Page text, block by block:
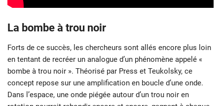
La bombe à trou noir
Forts de ce succès, les chercheurs sont allés encore plus loin
en tentant de recréer un analogue d’un phénomène appelé «
bombe à trou noir ». Théorisé par Press et Teukolsky, ce
concept repose sur une amplification en boucle d’une onde.
Dans l’espace, une onde piégée autour d’un trou noir en